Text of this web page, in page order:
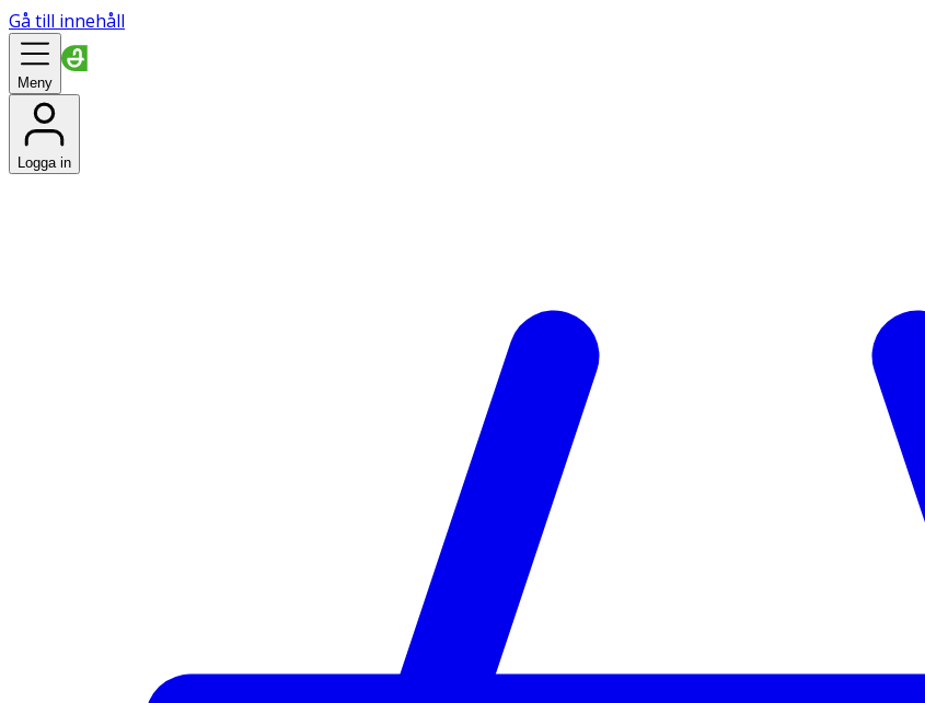
Gå till innehåll
Meny
Logga in